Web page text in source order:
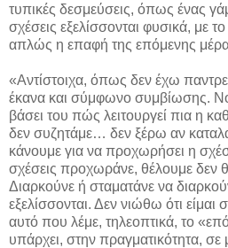
τυπικές δεσμεύσεις, όπως ένας
σχέσεις εξελίσσονται φυσικά, με
απλώς η επαφή της επόμενης
«Αντίστοιχα, όπως δεν έχω
έκανα και σύμφωνο συμβίωσης.
βάσει του πώς λειτουργεί πια η
δεν συζητάμε… δεν ξέρω αν
κάνουμε για να προχωρήσει η
σχέσεις προχωράνε, θέλουμε δεν
Διαρκούνε ή σταματάνε να
εξελίσσονται. Δεν νιώθω ότι
αυτό που λέμε, τηλεοπτικά, το
υπάρχει, στην πραγματικότητα, σε